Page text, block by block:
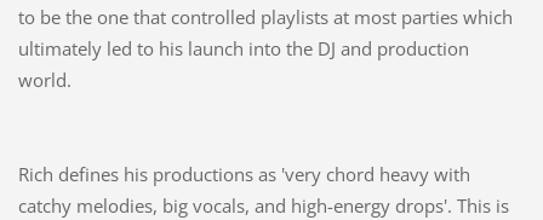
to be the one that controlled playlists at most parties which
ultimately led to his launch into the DJ and production
world.
Rich defines his productions as 'very chord heavy with
catchy melodies, big vocals, and high-energy drops'. This is